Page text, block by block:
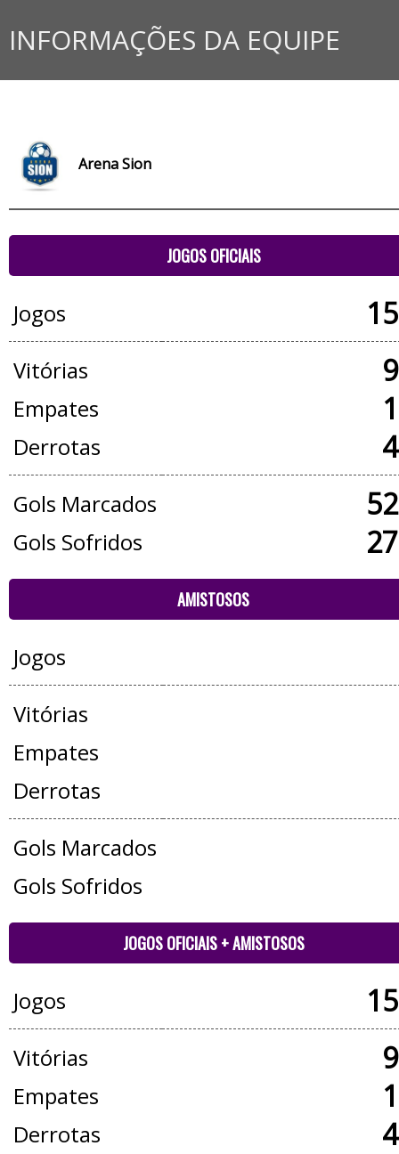
INFORMAÇÕES DA EQUIPE
Arena Sion
JOGOS OFICIAIS
Jogos
Vitórias
Empates
Derrotas
Gols Marcados
Gols Sofridos
AMISTOSOS
Jogos
Vitórias
Empates
Derrotas
Gols Marcados
Gols Sofridos
JOGOS OFICIAIS + AMISTOSOS
Jogos
Vitórias
Empates
Derrotas